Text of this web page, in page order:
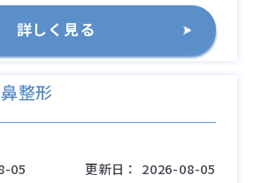
詳しく見る
整形
05 更新日： 2026-08-05